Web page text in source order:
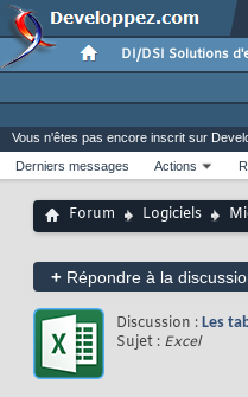
DI/DSI Solutions
Vous n'êtes pas encore inscrit sur
Derniers messages
Actions
Forum Logiciels
+ Répondre à la
Discussion : Les
Sujet : Excel